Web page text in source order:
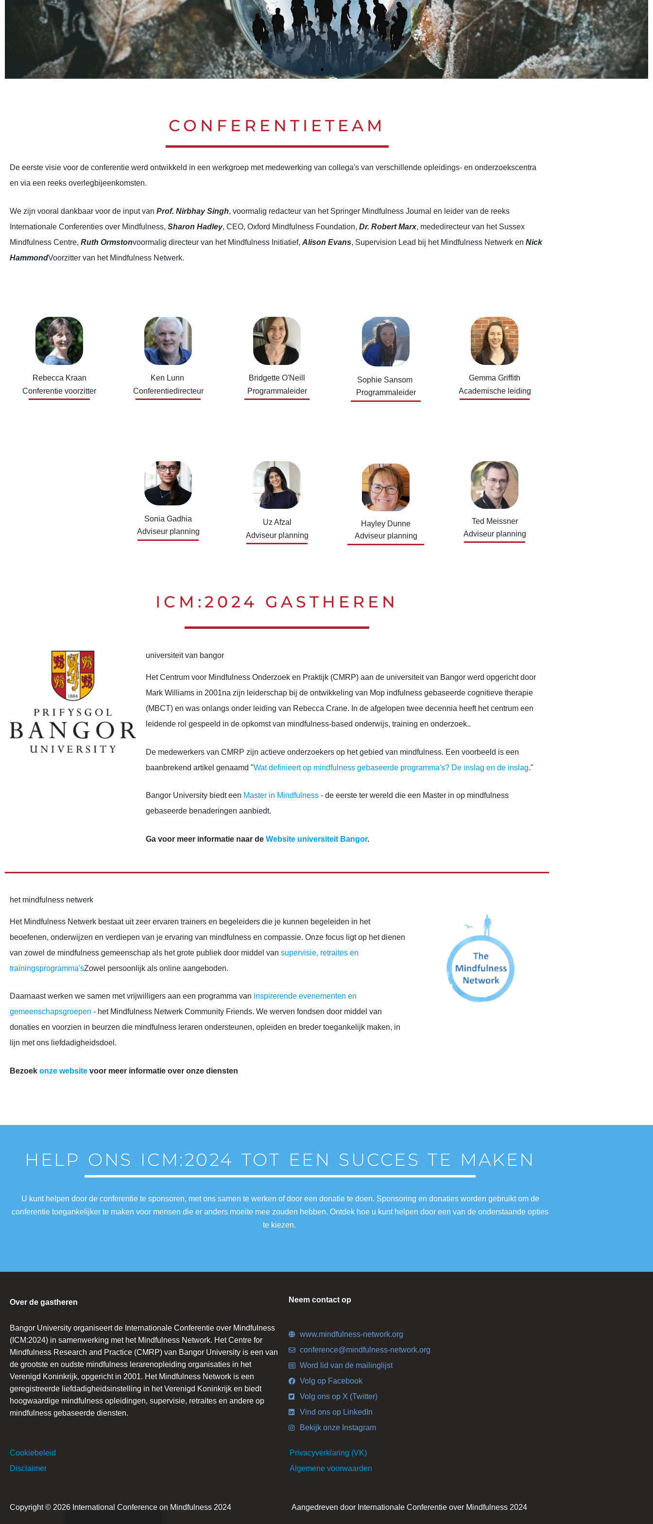
MENSEN
MENSEN
MENSEN
MENSEN
MENSEN
MENSEN
CONFERENTIETEAM
De eerste visie voor de conferentie werd ontwikkeld in een werkgroep met medewerking van collega's van verschillende opleidings- en onderzoekscentra
en via een reeks overlegbijeenkomsten.
We zijn vooral dankbaar voor de input van Prof. Nirbhay Singh, voormalig redacteur van het Springer Mindfulness Journal en leider van de reeks
Internationale Conferenties over Mindfulness, Sharon Hadley, CEO, Oxford Mindfulness Foundation, Dr. Robert Marx, mededirecteur van het Sussex
Mindfulness Centre, Ruth Ormstonvoormalig directeur van het Mindfulness Initiatief, Alison Evans, Supervision Lead bij het Mindfulness Netwerk en Nick
HammondVoorzitter van het Mindfulness Netwerk.
Rebecca Kraan
Conferentie voorzitter
Ken Lunn
Conferentiedirecteur
Bridgette O'Neill
Programmaleider
Sophie Sansom
Programmaleider
Gemma Griffith
Academische leiding
Sonia Gadhia
Adviseur planning
Uz Afzal
Adviseur planning
Hayley Dunne
Adviseur planning
Ted Meissner
Adviseur planning
ICM:2024 GASTHEREN
universiteit van bangor
Het Centrum voor Mindfulness Onderzoek en Praktijk (CMRP) aan de universiteit van Bangor werd opgericht door
Mark Williamsin 2001na zijn leiderschap bij de ontwikkeling van Mop indfulness gebaseerde cognitieve therapie
(M BCT) en was onlangs onder leiding van Rebecca Crane. In de afgelopen twee decennia heeft het centrum een
leidende rol gespeeld in de opkomst van mindfulness-based onderwijs, training en onderzoek..
De medewerkers van CMRP zijn actieve onderzoekers op het gebied van mindfulness. Een voorbeeld is een
baanbrekend artikel genaamd "Wat definieert op mindfulness gebaseerde programma's? De inslag en de inslag."
Bangor University biedt een Master in Mindfulness- de eerste ter wereld die een Master in op mindfulness
gebaseerde benaderingen aanbiedt.
Ga voor meer informatie naar de Website universiteit Bangor.
het mindfulness netwerk
Het Mindfulness Netwerk bestaat uit zeer ervaren trainers en begeleiders die je kunnen begeleiden in het
beoefenen, onderwijzen en verdiepen van je ervaring van mindfulness en compassie. Onze focus ligt op het dienen
van zowel de mindfulness gemeenschap als het grote publiek door middel van supervisie, retraites en
trainingsprogramma'sZowel persoonlijk als online aangeboden.
Daarnaast werken we samen met vrijwilligers aan een programma van inspirerende evenementen en
gemeenschapsgroepen - het Mindfulness Netwerk Community Friends. We werven fondsen door middel van
donaties en voorzien in beurzen die mindfulness leraren ondersteunen, opleiden en breder toegankelijk maken, in
lijn met ons liefdadigheidsdoel.
Bezoek onze website voor meer informatie over onze diensten
HELP ONS ICM:2024 TOT EEN SUCCES TE MAKEN
U kunt helpen door de conferentie te sponsoren, met ons samen te werken of door een donatie te doen. Sponsoring en donaties worden gebruikt om de
conferentie toegankelijker te maken voor mensen die er anders moeite mee zouden hebben. Ontdek hoe u kunt helpen door een van de onderstaande opties
te kiezen.
Over de gastheren
Bangor University organiseert de Internationale Conferentie over Mindfulness
(ICM:2024) in samenwerking met het Mindfulness Network. Het Centre for
Mindfulness Research and Practice (CMRP) van Bangor University is een van
de grootste en oudste mindfulness lerarenopleiding organisaties in het
Verenigd Koninkrijk, opgericht in 2001. Het Mindfulness Network is een
geregistreerde liefdadigheidsinstelling in het Verenigd Koninkrijk en biedt
hoogwaardige mindfulness opleidingen, supervisie, retraites en andere op
mindfulness gebaseerde diensten.
Neem contact op
www.mindfulness-network.org
conference@mindfulness-network.org
Word lid van de mailinglijst
Volg op Facebook
Volg ons op X (Twitter)
Vind ons op LinkedIn
Bekijk onze Instagram
Cookiebeleid
Disclaimer
Privacyverklaring (VK)
Algemene voorwaarden
Copyright © 2026 International Conference on Mindfulness 2024 Aangedreven door Internationale Conferentie over Mindfulness 2024